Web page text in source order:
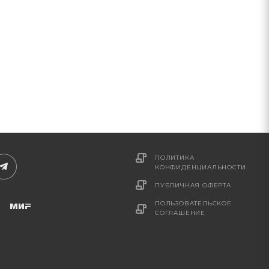
ПОЛИТИКА
КОНФИДЕНЦИАЛЬНОСТИ
ПУБЛИЧНАЯ ОФЕРТА
ПОЛЬЗОВАТЕЛЬСКОЕ
СОГЛАШЕНИЕ